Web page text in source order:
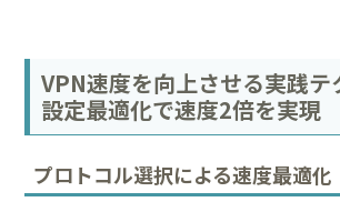
VPN速度を向上させる実践テ
設定最適化で速度2倍を実現
プロトコル選択による速度最適化